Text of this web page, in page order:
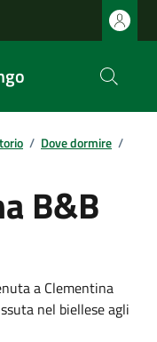
/ Dove dormire /
B&B
a Clementina
nel biellese agli